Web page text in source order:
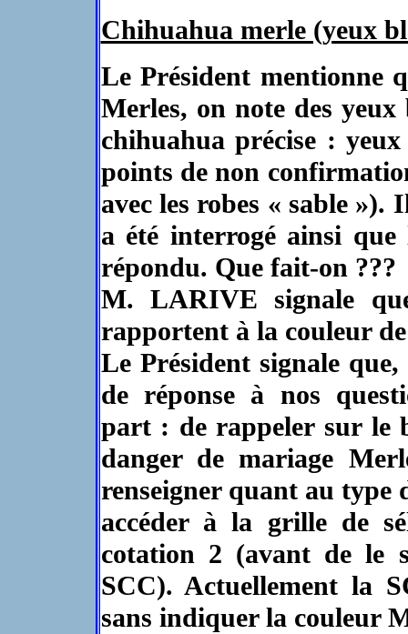
Chihuahua merle (yeux
Le Président mentionne
Merles, on note des
chihuahua précise :
points de non
avec les robes « sable »).
a été interrogé ainsi
répondu. Que fait-on ???
M. LARIVE signale
rapportent à la couleur
Le Président signale
de réponse à nos
part : de rappeler sur le
danger de mariage
renseigner quant au type
accéder à la grille de
cotation 2 (avant de le
SCC). Actuellement la
sans indiquer la couleur